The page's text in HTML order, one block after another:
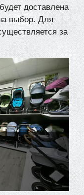
доставлена
выбор. Для
за